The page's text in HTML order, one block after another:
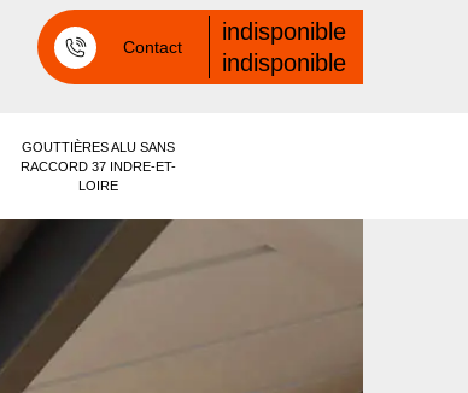
Contact
indisponible
indisponible
GOUTTIÈRES ALU SANS
RACCORD 37 INDRE-ET-
LOIRE